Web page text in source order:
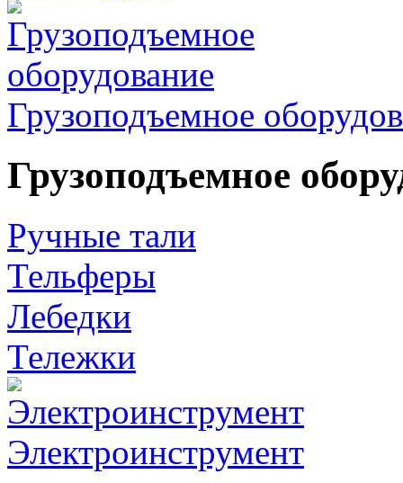
Грузоподъемное
Грузоподъемное
Ручные тали
Тельферы
Лебедки
Тележки
Электроинструмент